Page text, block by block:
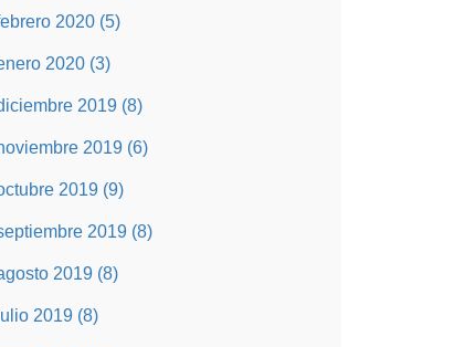
2020 (5)
2020 (3)
2019 (8)
2019 (6)
2019 (9)
2019 (8)
2019 (8)
2019 (8)